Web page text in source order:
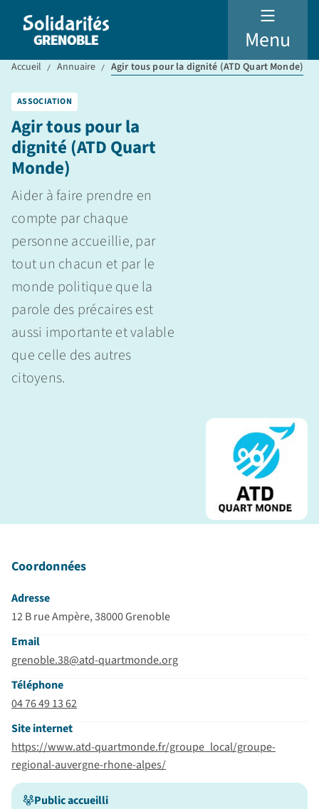
Menu
Accueil Annuaire Agir tous pour la dignité (ATD Quart Monde)
Agir tous pour la
dignité (ATD Quart
Monde)
Aider à faire prendre en
compte par chaque
personne accueillie, par
tout un chacun et par le
monde politique que la
parole des précaires est
aussi importante et valable
que celle des autres
citoyens.
ASSOCIATION
Coordonnées
Adresse
12 B rue Ampère, 38000 Grenoble
Email
grenoble.38@atd-quartmonde.org
Téléphone
04 76 49 13 62
Site internet
https://www.atd-quartmonde.fr/groupe_local/groupe-
regional-auvergne-rhone-alpes/
Public accueilli